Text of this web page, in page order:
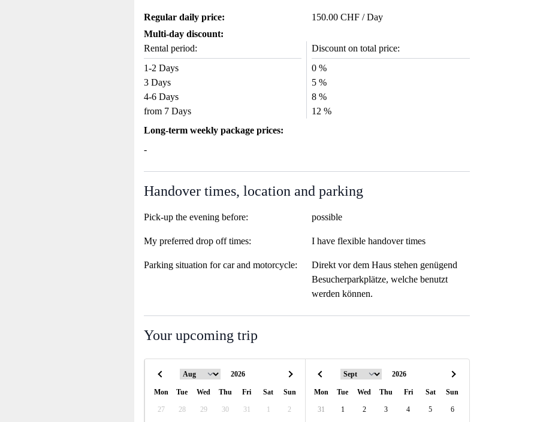
Regular daily price:
150.00 CHF / Day
Multi-day discount:
Rental period:
Discount on total price:
1-2 Days
0 %
3 Days
5 %
4-6 Days
8 %
from 7 Days
12 %
Long-term weekly package prices:
-
Handover times, location and parking
Pick-up the evening before: possible
My preferred drop off times: I have flexible handover times
Parking situation for car and motorcycle:
Direkt vor dem Haus stehen genügend
Besucherparkplätze, welche benutzt
werden können.
Your upcoming trip
Mon Tue Wed Thu Fri Sat Sun
27 28 29 30 31 1 2
Mon Tue Wed Thu Fri Sat Sun
31 1 2 3 4 5 6